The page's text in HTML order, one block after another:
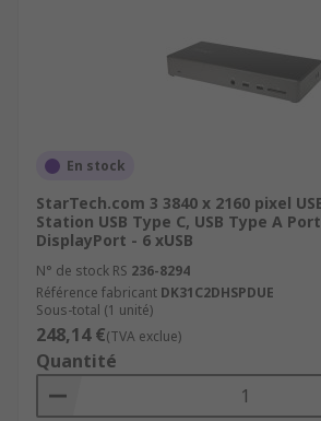
En stock
StarTech.com 3 3840 x 2160 pixel
Station USB Type C, USB Type A
DisplayPort - 6 xUSB
N° de stock RS 236-8294
Référence fabricant DK31C2DHSPDUE
Sous-total (1 unité)
248,14 €(TVA exclue)
Quantité